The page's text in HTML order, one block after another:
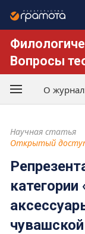
Вопросы
О
Научная статья
Открытый